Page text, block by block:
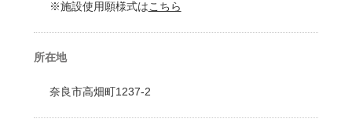
※施設使用願様式はこちら
所在地
奈良市高畑町1237-2